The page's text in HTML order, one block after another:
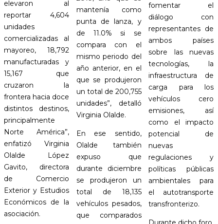
elevaron al
reportar 4,604
unidades
comercializadas al
mayoreo, 18,792
manufacturadas y
15,167 que
cruzaron la
frontera hacia doce
distintos destinos,
principalmente
Norte América”,
enfatizó Virginia
Olalde López
Gavito, directora
de Comercio
Exterior y Estudios
Económicos de la
asociación.
mantenía como
punta de lanza, y
de 11.0% si se
compara con el
mismo periodo del
año anterior, en el
que se produjeron
un total de 200,755
unidades”, detalló
Virginia Olalde.
En ese sentido,
Olalde también
expuso que
durante diciembre
se produjeron un
total de 18,135
vehículos pesados,
que comparados
fomentar el
diálogo con
representantes de
ambos países
sobre las nuevas
tecnologías, la
infraestructura de
carga para los
vehículos cero
emisiones, así
como el impacto
potencial de
nuevas
regulaciones y
políticas públicas
ambientales para
el autotransporte
transfronterizo.